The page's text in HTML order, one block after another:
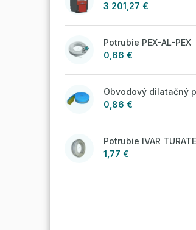
3 201,27 €
Potrubie PEX-AL-PEX
0,66 €
Obvodový dilatačný
0,86 €
Potrubie IVAR
1,77 €